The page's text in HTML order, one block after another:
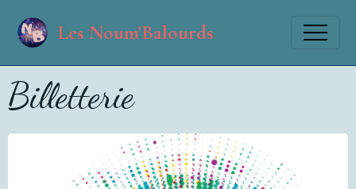
Les Noum'Balourds
Billetterie